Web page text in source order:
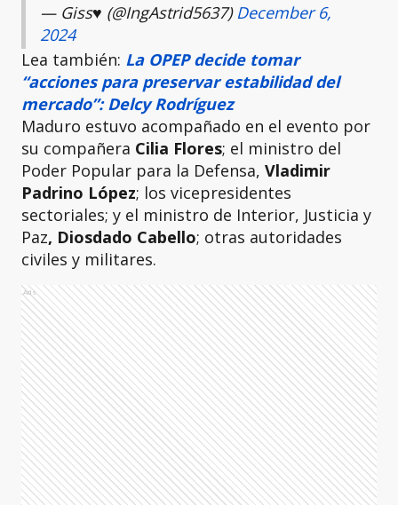
— Giss♥️ (@IngAstrid5637) December 6,
2024
Lea también: La OPEP decide tomar
“acciones para preservar estabilidad del
mercado”: Delcy Rodríguez
Maduro estuvo acompañado en el evento por
su compañera Cilia Flores; el ministro del
Poder Popular para la Defensa, Vladimir
Padrino López; los vicepresidentes
sectoriales; y el ministro de Interior, Justicia y
Paz, Diosdado Cabello; otras autoridades
civiles y militares.
Ads